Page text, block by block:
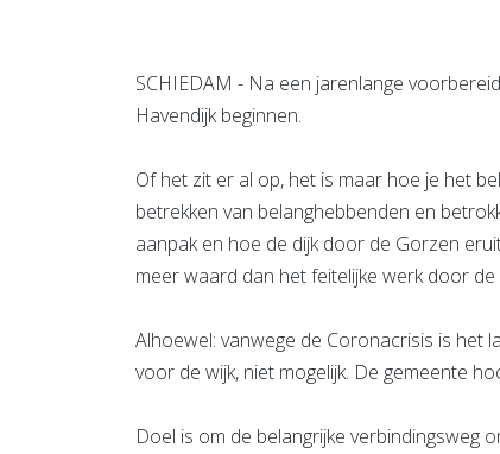
SCHIEDAM - Na een jarenlange
Havendijk beginnen.
Of het zit er al op, het is maar hoe je het
betrekken van belanghebbenden en
aanpak en hoe de dijk door de Gorzen
meer waard dan het feitelijke werk door
Alhoewel: vanwege de Coronacrisis is het
voor de wijk, niet mogelijk. De gemeente
Doel is om de belangrijke verbindingsweg